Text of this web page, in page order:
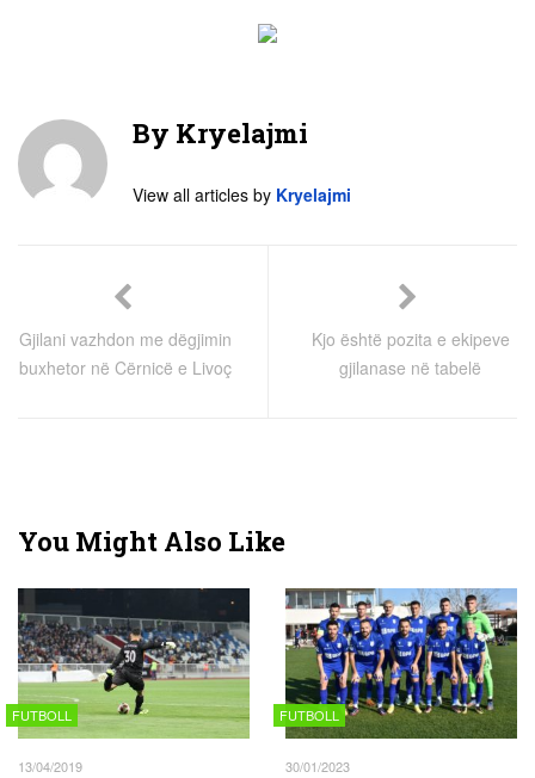
By Kryelajmi
View all articles by Kryelajmi
Gjilani vazhdon me dëgjimin
buxhetor në Cërnicë e Livoç
Kjo është pozita e ekipeve
gjilanase në tabelë
You Might Also Like
FUTBOLL
13/04/2019
FUTBOLL
30/01/2023